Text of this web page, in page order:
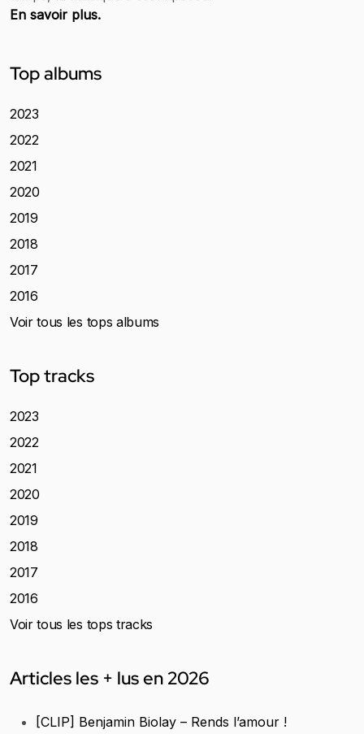
En savoir plus.
Top albums
2023
2022
2021
2020
2019
2018
2017
2016
Voir tous les tops albums
Top tracks
2023
2022
2021
2020
2019
2018
2017
2016
Voir tous les tops tracks
Articles les + lus en 2026
[CLIP] Benjamin Biolay – Rends l’amour !